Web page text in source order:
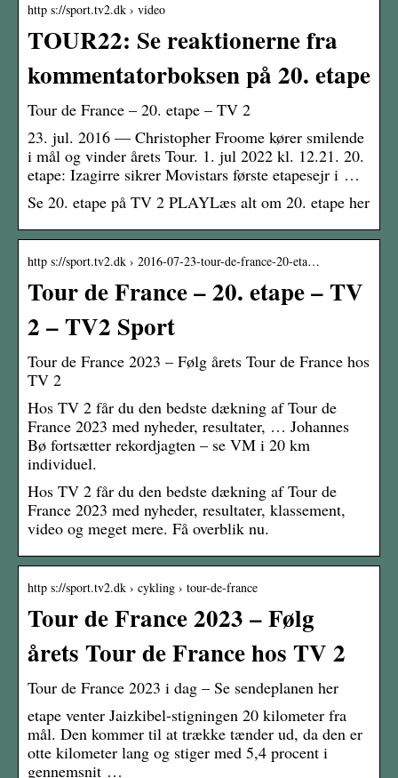
http s://sport.tv2.dk › video
TOUR22: Se reaktionerne fra
kommentatorboksen på 20. etape
Tour de France – 20. etape – TV 2
23. jul. 2016 — Christopher Froome kører smilende
i mål og vinder årets Tour. 1. jul 2022 kl. 12.21. 20.
etape: Izagirre sikrer Movistars første etapesejr i …
Se 20. etape på TV 2 PLAYLæs alt om 20. etape her
http s://sport.tv2.dk › 2016-07-23-tour-de-france-20-eta…
Tour de France – 20. etape – TV
2 – TV2 Sport
Tour de France 2023 – Følg årets Tour de France hos
TV 2
Hos TV 2 får du den bedste dækning af Tour de
France 2023 med nyheder, resultater, … Johannes
Bø fortsætter rekordjagten – se VM i 20 km
individuel.
Hos TV 2 får du den bedste dækning af Tour de
France 2023 med nyheder, resultater, klassement,
video og meget mere. Få overblik nu.
http s://sport.tv2.dk › cykling › tour-de-france
Tour de France 2023 – Følg
årets Tour de France hos TV 2
Tour de France 2023 i dag – Se sendeplanen her
etape venter Jaizkibel-stigningen 20 kilometer fra
mål. Den kommer til at trække tænder ud, da den er
otte kilometer lang og stiger med 5,4 procent i
gennemsnit …